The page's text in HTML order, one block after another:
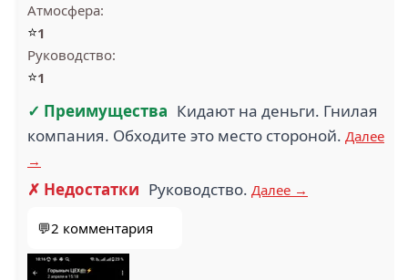
Атмосфера:
⭐1
Руководство:
⭐1
✓ Преимущества Кидают на деньги. Гнилая
компания. Обходите это место стороной. Далее
→
✗ Недостатки Руководство. Далее →
💬2 комментария